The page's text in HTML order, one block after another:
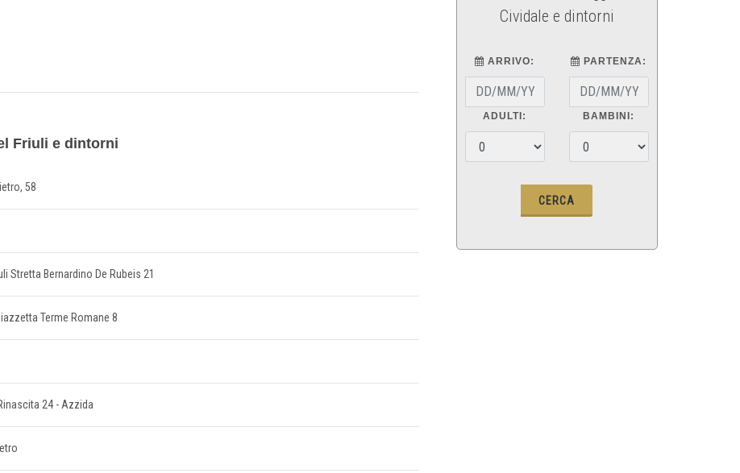
Friuli e dintorni
58
Stretta Bernardino De Rubeis 21
Terme Romane 8
24 - Azzida
Cividale e dintorni
ARRIVO: PARTENZA:
ADULTI: BAMBINI: